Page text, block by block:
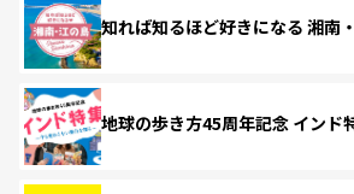
知れば知るほど好きになる 湘南
地球の歩き方45周年記念 インド